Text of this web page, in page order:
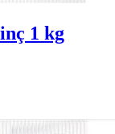
1 kg